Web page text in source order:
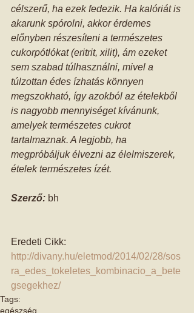
célszerű, ha ezek fedezik. Ha kalóriát is
akarunk spórolni, akkor érdemes
előnyben részesíteni a természetes
cukorpótlókat (eritrit, xilit), ám ezeket
sem szabad túlhasználni, mivel a
túlzottan édes ízhatás könnyen
megszokható, így azokból az ételekből
is nagyobb mennyiséget kívánunk,
amelyek természetes cukrot
tartalmaznak. A legjobb, ha
megpróbáljuk élvezni az élelmiszerek,
ételek természetes ízét.
Szerző: bh
Eredeti Cikk:
http://divany.hu/eletmod/2014/02/28/sos
ra_edes_tokeletes_kombinacio_a_bete
gsegekhez/
Tags:
egészség